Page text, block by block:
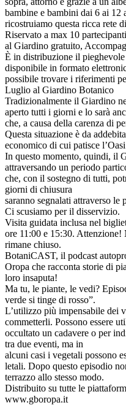
bambine e bambini dai 6 ai 12
ricostruiamo questa ricca rete
Riservato a max 10
al Giardino gratuito,
È in distribuzione il
disponibile in formato
possibile trovare i riferimenti
Luglio al Giardino Botanico
Tradizionalmente il Giardino
aperto tutti i giorni e lo sarà
che, a causa della carenza di
Questa situazione è da
economico di cui patisce
In questo momento, quindi, il
attraversando un periodo
che, con il sostegno di tutti,
giorni di chiusura
saranno segnalati attraverso le
Ci scusiamo per il disservizio.
Visita guidata inclusa nel
ore 11:00 e 15:30.
rimane chiuso.
BotaniCAST, il podcast
Oropa che racconta storie di
loro insaputa!
Ma tu, le piante, le vedi?
verde si tinge di rosso”.
L’utilizzo più impensabile
commetterli. Possono essere
occultato un cadavere o per
tra due eventi, ma in
alcuni casi i vegetali possono
letali. Dopo questo episodio
terrazzo allo stesso modo.
Distribuito su tutte le
www.gboropa.it